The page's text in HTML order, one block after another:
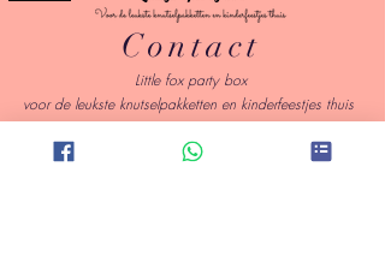
Contact
Little fox party box
voor de leukste knutselpakketten en kinderfeestjes thuis
Haarlemmerstraat 34, 2042 ND Zandvoort
ittlefoxpartybox2021@gmail.com
0031 649399373